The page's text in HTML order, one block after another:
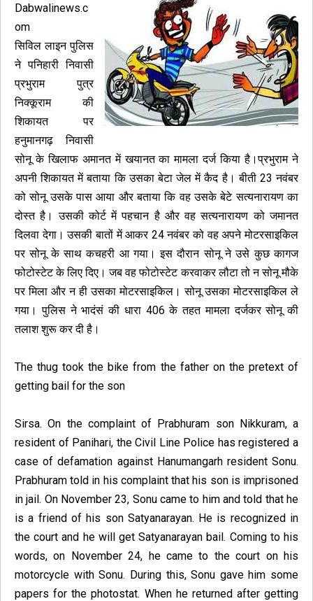
Dabwalinews.c
om
सिविल लाइन पुलिस
ने पनिहारी निवासी
प्रभुराम पुत्र
निक्कूराम की
शिकायत पर
हनुमानगढ़ निवासी
सोनू के खिलाफ अमानत में खयानत का मामला दर्ज किया है।प्रभुराम ने
अपनी शिकायत में बताया कि उसका बेटा जेल में कैद है। बीती 23 नवंबर
को सोनू उसके पास आया और बताया कि वह उसके बेटे सत्यनारायण का
दोस्त है। उसकी कोर्ट में पहचान है और वह सत्यनारायण को जमानत
दिलवा देगा। उसकी बातों में आकर 24 नवंबर को वह अपने मोटरसाइकिल
पर सोनू के साथ कचहरी आ गया। इस दौरान सोनू ने उसे कुछ कागज
फोटोस्टेट के लिए दिए। जब वह फोटोस्टेट करवाकर लौटा तो न सोनू मौके
पर मिला और न ही उसका मोटरसाइकिल। सोनू उसका मोटरसाइकिल ले
गया। पुलिस ने भादंसं की धारा 406 के तहत मामला दर्जकर सोनू की
तलाश शुरू कर दी है।
The thug took the bike from the father on the pretext of
getting bail for the son
Sirsa. On the complaint of Prabhuram son Nikkuram, a
resident of Panihari, the Civil Line Police has registered a
case of defamation against Hanumangarh resident Sonu.
Prabhuram told in his complaint that his son is imprisoned
in jail. On November 23, Sonu came to him and told that he
is a friend of his son Satyanarayan. He is recognized in
the court and he will get Satyanarayan bail. Coming to his
words, on November 24, he came to the court on his
motorcycle with Sonu. During this, Sonu gave him some
papers for the photostat. When he returned after getting